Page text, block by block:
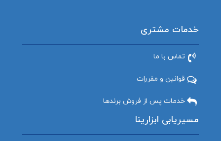
خدمات مشتری
تماس با ما
قوانین و مقررات
خدمات پس از فروش برندها
مسیریابی ابزارینا